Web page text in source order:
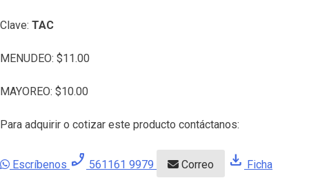
Clave: TAC
MENUDEO: $11.00
MAYOREO: $10.00
Para adquirir o cotizar este producto contáctanos:
Escríbenos phone_enabled 561161 9979 Correo download Ficha